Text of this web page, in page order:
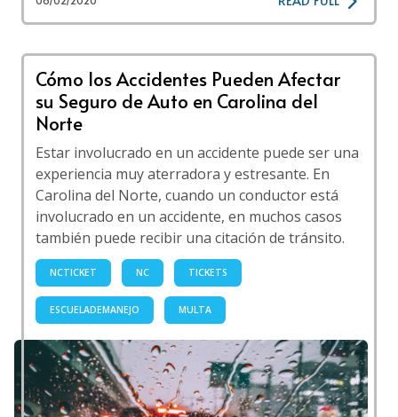
Cómo los Accidentes Pueden Afectar
su Seguro de Auto en Carolina del
Norte
Estar involucrado en un accidente puede ser una
experiencia muy aterradora y estresante. En
Carolina del Norte, cuando un conductor está
involucrado en un accidente, en muchos casos
también puede recibir una citación de tránsito.
NCTICKET NC TICKETS
ESCUELADEMANEJO MULTA